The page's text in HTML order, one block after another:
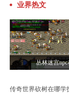
业界热文
丛林迷宫npc
传奇世界砍树在哪学